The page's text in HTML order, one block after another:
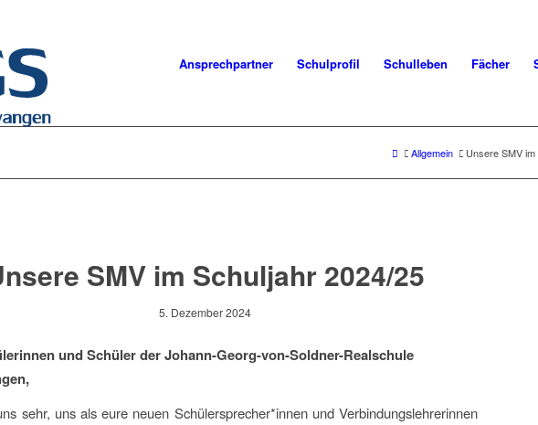
Ansprechpartner Schulprofil Schulleben Fächer
Allgemein Unsere SMV
SMV im Schuljahr 2024/25
5. Dezember 2024
und Schüler der Johann-Georg-von-Soldner-Realschule
sehr, uns als eure neuen Schülersprecher*innen und Verbindungslehrerinnen